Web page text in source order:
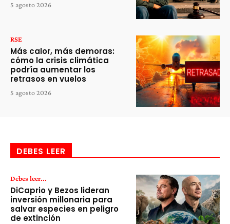
5 agosto 2026
RSE
Más calor, más demoras:
cómo la crisis climática
podría aumentar los
retrasos en vuelos
5 agosto 2026
DEBES LEER
Debes leer...
DiCaprio y Bezos lideran
inversión millonaria para
salvar especies en peligro
de extinción